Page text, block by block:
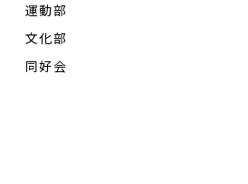
運動部
文化部
同好会